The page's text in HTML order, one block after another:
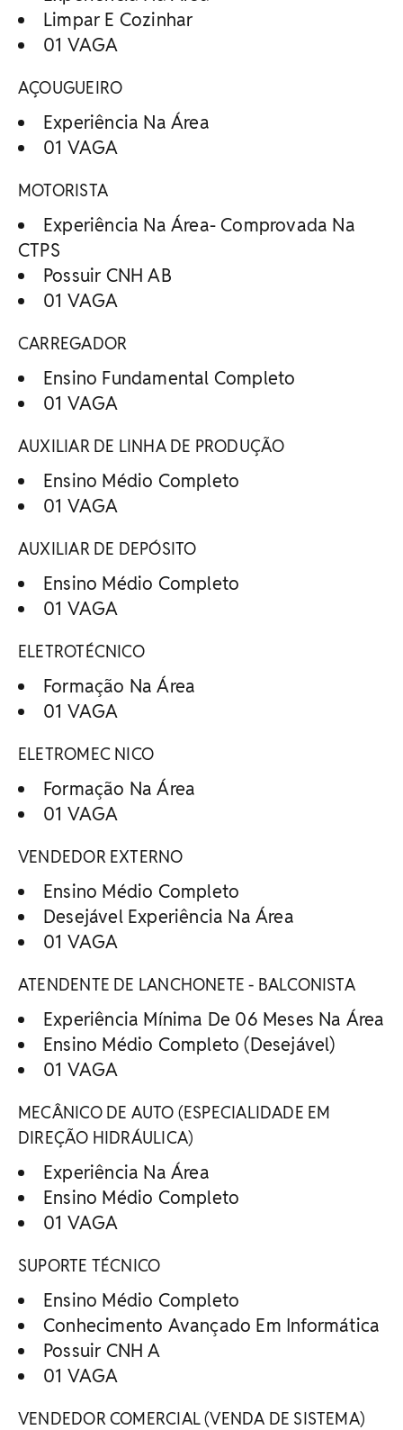
Limpar E Cozinhar
01 VAGA
AÇOUGUEIRO
Experiência Na Área
01 VAGA
MOTORISTA
Experiência Na Área- Comprovada Na
CTPS
Possuir CNH AB
01 VAGA
CARREGADOR
Ensino Fundamental Completo
01 VAGA
AUXILIAR DE LINHA DE PRODUÇÃO
Ensino Médio Completo
01 VAGA
AUXILIAR DE DEPÓSITO
Ensino Médio Completo
01 VAGA
ELETROTÉCNICO
Formação Na Área
01 VAGA
ELETROMEC NICO
Formação Na Área
01 VAGA
VENDEDOR EXTERNO
Ensino Médio Completo
Desejável Experiência Na Área
01 VAGA
ATENDENTE DE LANCHONETE - BALCONISTA
Experiência Mínima De 06 Meses Na Área
Ensino Médio Completo (Desejável)
01 VAGA
MECÂNICO DE AUTO (ESPECIALIDADE EM
DIREÇÃO HIDRÁULICA)
Experiência Na Área
Ensino Médio Completo
01 VAGA
SUPORTE TÉCNICO
Ensino Médio Completo
Conhecimento Avançado Em Informática
Possuir CNH A
01 VAGA
VENDEDOR COMERCIAL (VENDA DE SISTEMA)